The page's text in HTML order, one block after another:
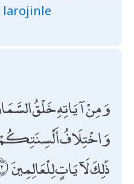
larojinle
وَمِنْ آيَاتِهِ خَلْقُ
وَاخْتِلَافُ
ذَٰلِكَ لَآيَاتٍ لِلْعَالِمِينَ